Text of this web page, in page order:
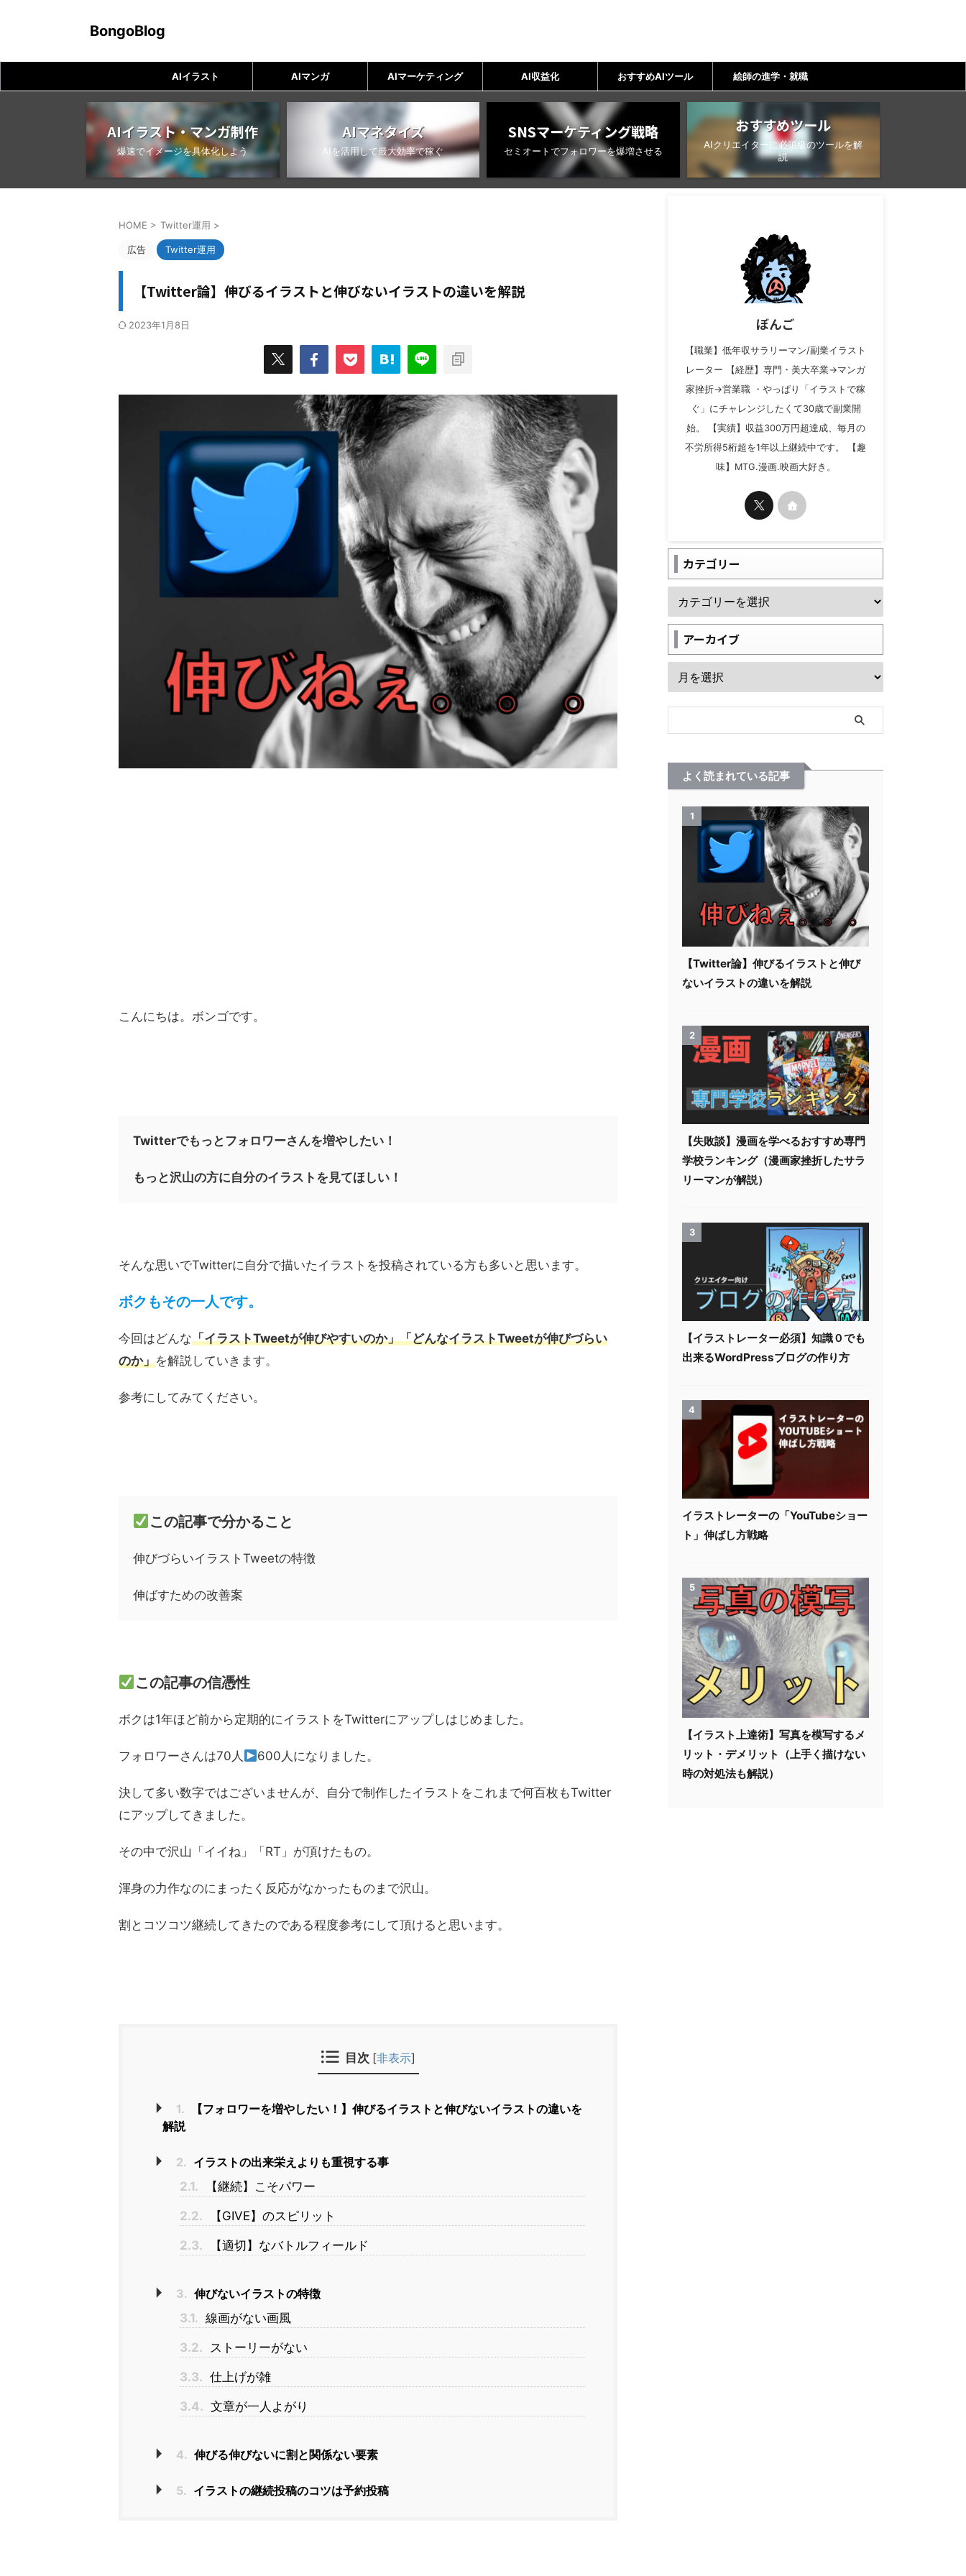
BongoBlog
AIイラスト AIマンガ AIマーケティング AI収益化 おすすめAIツール 絵師の進学・就職
AIイラスト・マンガ制作
爆速でイメージを具体化しよう
AIマネタイズ
AIを活用して最大効率で稼ぐ
SNSマーケティング戦略
セミオートでフォロワーを爆増させる
おすすめツール
AIクリエイターに必須級のツールを解
説
HOME > Twitter運用 >
広告 Twitter運用
【Twitter論】伸びるイラストと伸びないイラストの違いを解説
2023年1月8日
こんにちは。ボンゴです。
Twitterでもっとフォロワーさんを増やしたい！
もっと沢山の方に自分のイラストを見てほしい！
そんな思いでTwitterに自分で描いたイラストを投稿されている方も多いと思います。
ボクもその一人です。
今回はどんな「イラストTweetが伸びやすいのか」「どんなイラストTweetが伸びづらい
のか」を解説していきます。
参考にしてみてください。
この記事で分かること
伸びづらいイラストTweetの特徴
伸ばすための改善案
この記事の信憑性
ボクは1年ほど前から定期的にイラストをTwitterにアップしはじめました。
フォロワーさんは70人 600人になりました。
決して多い数字ではございませんが、自分で制作したイラストをこれまで何百枚もTwitter
にアップしてきました。
その中で沢山「イイね」「RT」が頂けたもの。
渾身の力作なのにまったく反応がなかったものまで沢山。
割とコツコツ継続してきたのである程度参考にして頂けると思います。
目次 [非表示]
1.
【フォロワーを増やしたい！】伸びるイラストと伸びないイラストの違いを
解説
2. イラストの出来栄えよりも重視する事
2.1.
【継続】こそパワー
2.2. 【GIVE】のスピリット
2.3. 【適切】なバトルフィールド
3. 伸びないイラストの特徴
3.1. 線画がない画風
3.2. ストーリーがない
3.3. 仕上げが雑
3.4. 文章が一人よがり
4. 伸びる伸びないに割と関係ない要素
5. イラストの継続投稿のコツは予約投稿
ぼんご
【職業】低年収サラリーマン/副業イラスト
レーター 【経歴】専門・美大卒業→マンガ
家挫折→営業職 ・やっぱり「イラストで稼
ぐ」にチャレンジしたくて30歳で副業開
始。 【実績】収益300万円超達成、毎月の
不労所得5桁超を1年以上継続中です。 【趣
味】MTG.漫画.映画大好き。
カテゴリー
アーカイブ
よく読まれている記事
1
【Twitter論】伸びるイラストと伸び
ないイラストの違いを解説
2
【失敗談】漫画を学べるおすすめ専門
学校ランキング（漫画家挫折したサラ
リーマンが解説）
3
【イラストレーター必須】知識０でも
出来るWordPressブログの作り方
4
イラストレーターの「YouTubeショー
ト」伸ばし方戦略
5
【イラスト上達術】写真を模写するメ
リット・デメリット（上手く描けない
時の対処法も解説）